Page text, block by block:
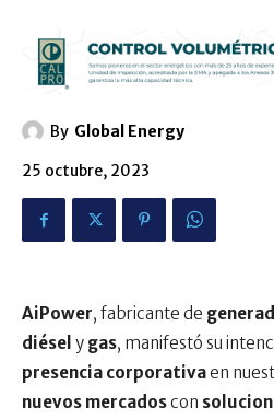
By Global Energy
25 octubre, 2023
AiPower, fabricante de
diésel y gas, manifestó su
presencia corporativaen
nuevos mercadoscon